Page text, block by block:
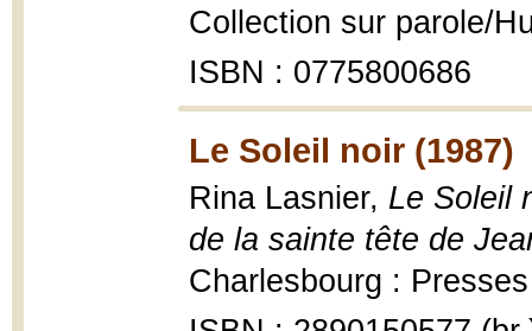
Collection sur parole/
ISBN : 0775800686
Le Soleil noir (1987)
Rina Lasnier, Le Soleil
de la sainte tête de
Charlesbourg :